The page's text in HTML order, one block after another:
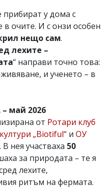
у дома с
в очите. И с онзи особен
нещо сам.
лехите –
“ направи точно това:
и ученето – в
– май 2026
от Ротари клуб
„Biotiful“ и ОУ
. В нея участваха 50
за природата – те я
лехите,
ритъм на фермата.